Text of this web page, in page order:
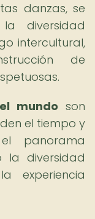
danzas, se
diversidad
intercultural,
de
mundo son
el tiempo y
panorama
la diversidad
experiencia